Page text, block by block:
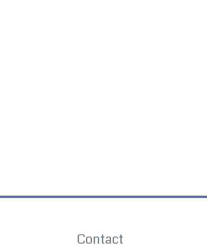
Contact